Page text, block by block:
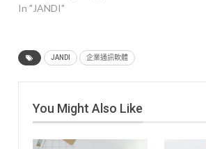
In "JANDI"
JANDI 企業通訊軟體
You Might Also Like